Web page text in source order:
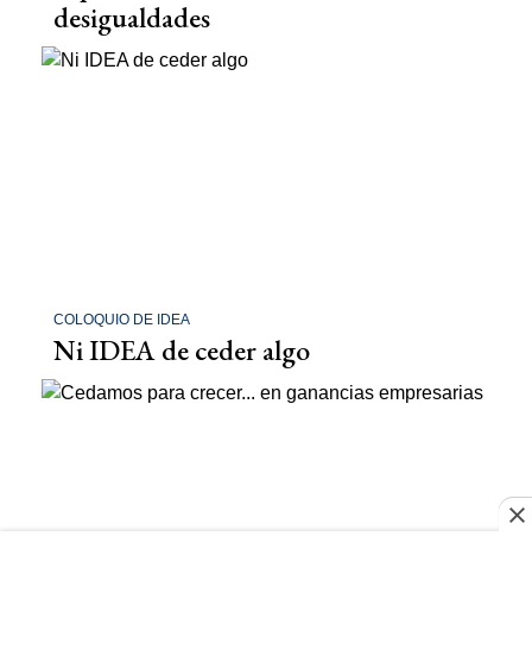
desigualdades
COLOQUIO DE IDEA
Ni IDEA de ceder algo